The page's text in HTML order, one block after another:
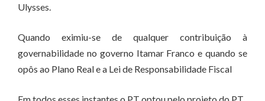
Ulysses.
Quando eximiu-se de qualquer contribuição à
governabilidade no governo Itamar Franco e quando se
opôs ao Plano Real e a Lei de Responsabilidade Fiscal